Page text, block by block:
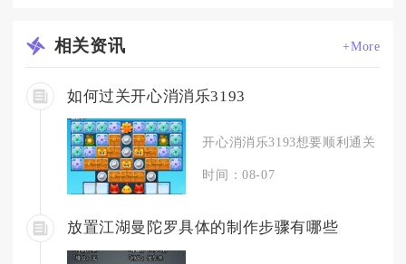
相关资讯 +More
如何过关开心消消乐3193
开心消消乐3193想要顺利通关，
时间：08-07
放置江湖曼陀罗具体的制作步骤有哪些